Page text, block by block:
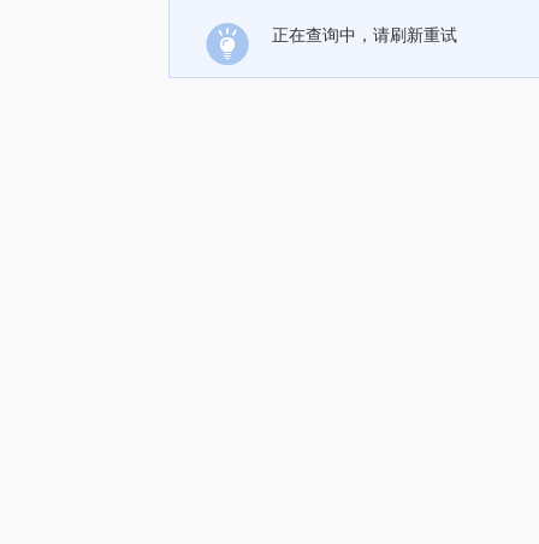
正在查询中，请刷新重试